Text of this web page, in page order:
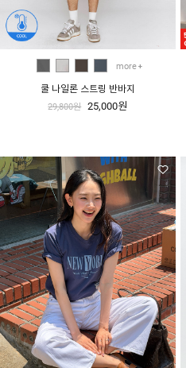
more
쿨 나일론 스트링 반바지
29,800원 25,000원